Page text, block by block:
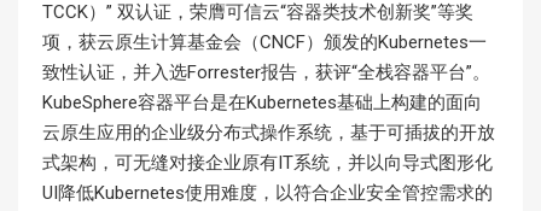
TCCK）” 双认证，荣膺可信云“容器类技术创新奖”等奖
项，获云原生计算基金会（CNCF）颁发的Kubernetes一
致性认证，并入选Forrester报告，获评“全栈容器平台”。
KubeSphere容器平台是在Kubernetes基础上构建的面向
云原生应用的企业级分布式操作系统，基于可插拔的开放
式架构，可无缝对接企业原有IT系统，并以向导式图形化
UI降低Kubernetes使用难度，以符合企业安全管控需求的